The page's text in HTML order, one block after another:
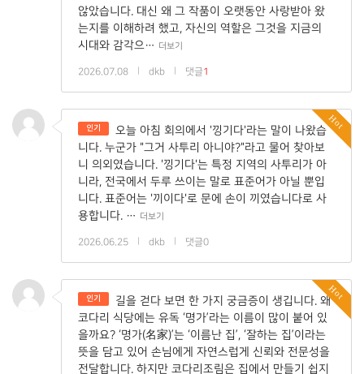
않았습니다. 대신 왜 그 작품이 오랫동안 사랑받아 왔
는지를 이해하려 했고, 자신의 역할은 그것을 지금의
시대와 감각으… 더보기
2026.07.08 dkb 댓글1
Hot
인기
오늘 아침 회의에서 '낑기다'라는 말이 나왔습
니다. 누군가 "그거 사투리 아니야?"라고 물어 찾아보
니 의외였습니다. '낑기다'는 특정 지역의 사투리가 아
니라, 전국에서 두루 쓰이는 말로 표준어가 아닐 뿐입
니다. 표준어는 '끼이다'로 문에 손이 끼였습니다로 사
용합니다. … 더보기
2026.06.25 dkb 댓글0
Hot
인기
길을 걷다 보면 한 가지 궁금증이 생깁니다. 왜
코다리 식당에는 유독 ‘명가’라는 이름이 많이 붙어 있
을까요? ‘명가(名家)’는 ‘이름난 집’, ‘잘하는 집’이라는
뜻을 담고 있어 손님에게 자연스럽게 신뢰와 전문성을
전달합니다. 하지만 코다리조림은 집에서 만들기 쉽지